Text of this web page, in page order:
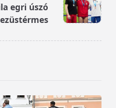
egri úszó
ezüstérmes